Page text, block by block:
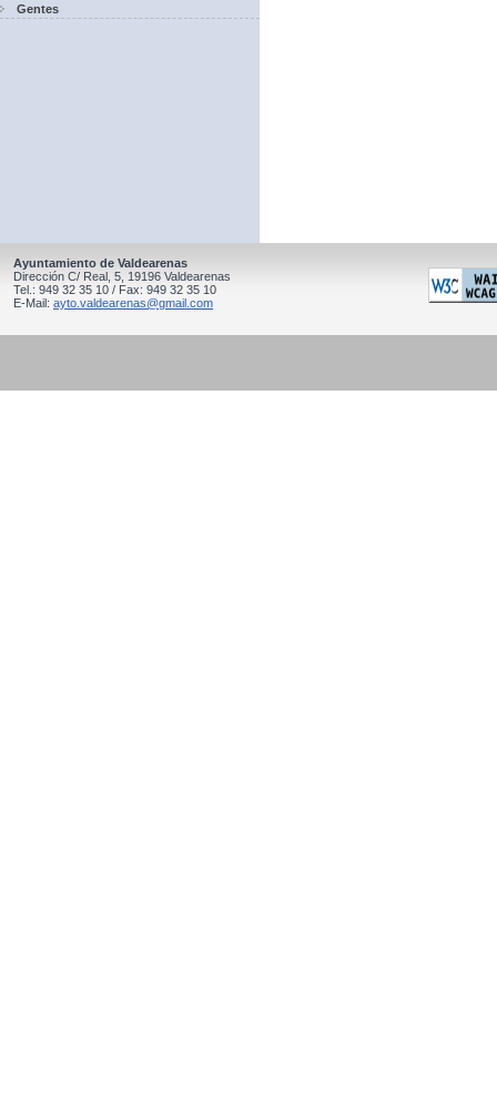
Gentes
Ayuntamiento de Valdearenas
Dirección C/ Real, 5, 19196 Valdearenas
Tel.: 949 32 35 10 / Fax: 949 32 35 10
E-Mail: ayto.valdearenas@gmail.com